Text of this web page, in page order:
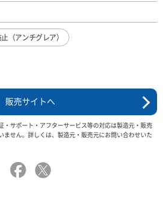
（アンチグレア）
販売サイトへ
・サポート・アフターサービス等の対応は製造元・販売
ません。詳しくは、製造元・販売元にお問い合わせいた